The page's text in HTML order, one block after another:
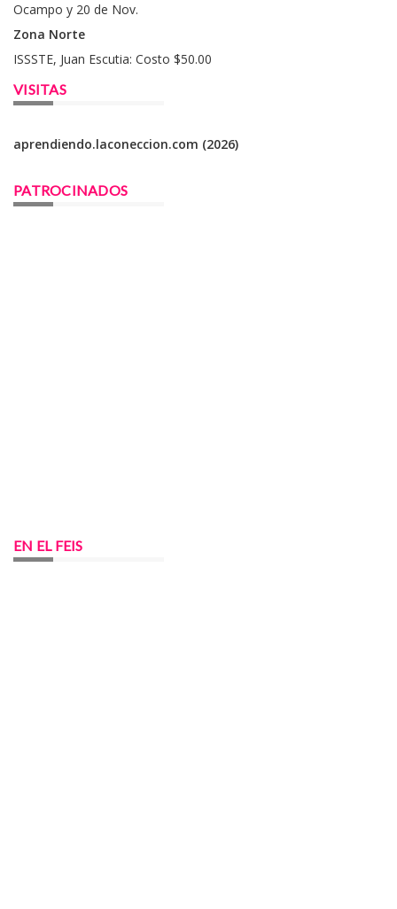
Ocampo y 20 de Nov.
Zona Norte
ISSSTE, Juan Escutia: Costo $50.00
VISITAS
aprendiendo.laconeccion.com (2026)
PATROCINADOS
EN EL FEIS